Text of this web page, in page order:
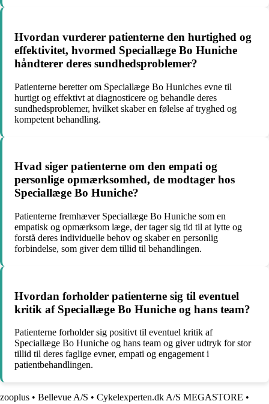
Hvordan vurderer patienterne den hurtighed og
effektivitet, hvormed Speciallæge Bo Huniche
håndterer deres sundhedsproblemer?
Patienterne beretter om Speciallæge Bo Huniches evne til
hurtigt og effektivt at diagnosticere og behandle deres
sundhedsproblemer, hvilket skaber en følelse af tryghed og
kompetent behandling.
Hvad siger patienterne om den empati og
personlige opmærksomhed, de modtager hos
Speciallæge Bo Huniche?
Patienterne fremhæver Speciallæge Bo Huniche som en
empatisk og opmærksom læge, der tager sig tid til at lytte og
forstå deres individuelle behov og skaber en personlig
forbindelse, som giver dem tillid til behandlingen.
Hvordan forholder patienterne sig til eventuel
kritik af Speciallæge Bo Huniche og hans team?
Patienterne forholder sig positivt til eventuel kritik af
Speciallæge Bo Huniche og hans team og giver udtryk for stor
tillid til deres faglige evner, empati og engagement i
patientbehandlingen.
zooplus • Bellevue A/S • Cykelexperten.dk A/S MEGASTORE •